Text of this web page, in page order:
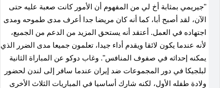
"جيريمي بمثابة أخ لي من المفهوم أن الأمور كانت صعبة عليه حتى
الآن، لقد أصبح أبا، كما أنه كان مريضا جدا أعرف مدى طموحه ومدى
اجتهاده في العمل. أعتقد أنه ‌يستحق المزيد من الدعم ‌من الجميع،
لأنه عندما ⁠يكون لائقا ويقدم أداء جيدا، تعلمون ⁠جميعا مدى الضرر ⁠الذي
يمكنه إحداثه في صفوف المنافس". وغاب دوكو عن المباراة الثانية
لبلجيكا في دور المجموعات ضد إيران عندما سافر إلى لندن لحضور
ولادة طفله الأول، لكنه شارك أساسيا في المباريات الثلاث الأخرى ​